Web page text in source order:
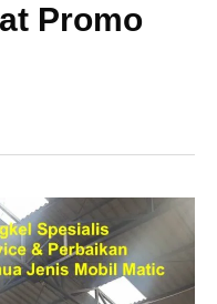
Promo